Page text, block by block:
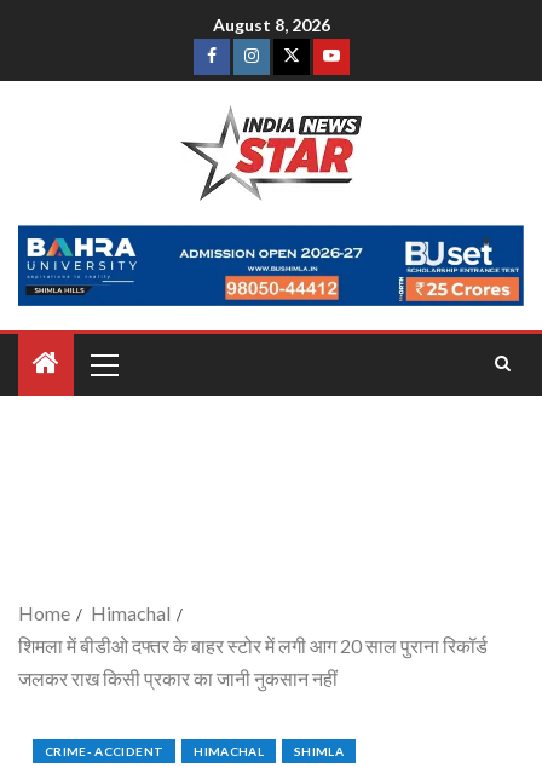
August 8, 2026
Home
Himachal
शिमला में बीडीओ दफ्तर के बाहर स्टोर में लगी आग 20 साल पुराना रिकॉर्ड
जलकर राख किसी प्रकार का जानी नुकसान नहीं
CRIME- ACCIDENT HIMACHAL SHIMLA